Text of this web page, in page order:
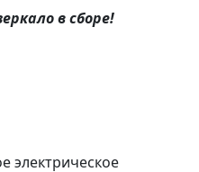
в сборе!
электрическое